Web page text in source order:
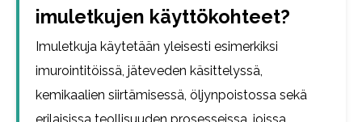
imuletkujen käyttökohteet?
Imuletkuja käytetään yleisesti esimerkiksi
imurointitöissä, jäteveden käsittelyssä,
kemikaalien siirtämisessä, öljynpoistossa sekä